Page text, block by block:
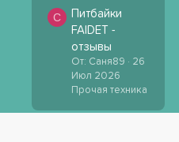
С
Питбайки
FAIDET -
отзывы
От: Саня89
26
Июл 2026
Прочая техника